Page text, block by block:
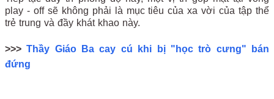
play - off sẽ không phải là mục tiêu của xa vời của tập thể
trẻ trung và đầy khát khao này.
>>>Thầy Giáo Ba cay cú khi bị "học trò cưng" bán
đứng